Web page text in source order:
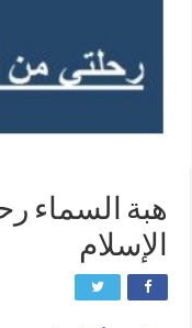
هبة السماء
الإسلام